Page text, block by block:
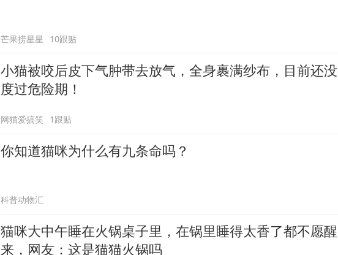
芒果捞星星 10跟贴
小猫被咬后皮下气肿带去放气，全身裹满纱布，目前还没
度过危险期！
网猫爱搞笑 1跟贴
你知道猫咪为什么有九条命吗？
科普动物汇
猫咪大中午睡在火锅桌子里，在锅里睡得太香了都不愿醒
来，网友：这是猫猫火锅吗